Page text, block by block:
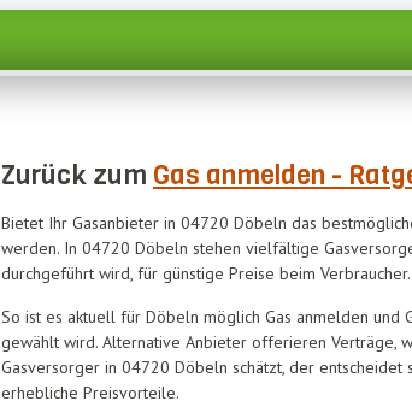
Zurück zum Gas anmelden -
Bietet Ihr Gasanbieter in 04720 Döbeln das
werden. In 04720 Döbeln stehen vielfältige
durchgeführt wird, für günstige Preise beim
So ist es aktuell für Döbeln möglich Gas anmelden
gewählt wird. Alternative Anbieter offerieren Verträge,
Gasversorger in 04720 Döbeln schätzt, der
erhebliche Preisvorteile.